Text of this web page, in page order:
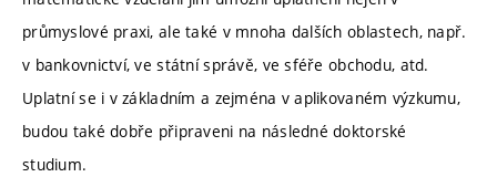
průmyslové praxi, ale také v mnoha dalších oblastech, např.
v bankovnictví, ve státní správě, ve sféře obchodu, atd.
Uplatní se i v základním a zejména v aplikovaném výzkumu,
budou také dobře připraveni na následné doktorské
studium.